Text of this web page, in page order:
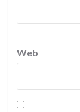
Web